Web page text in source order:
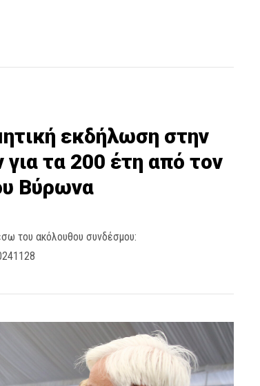
εκδήλωση στην
τα 200 έτη από τον
Βύρωνα
του ακόλουθου συνδέσμου: